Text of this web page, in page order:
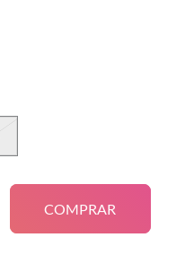
COMPRAR